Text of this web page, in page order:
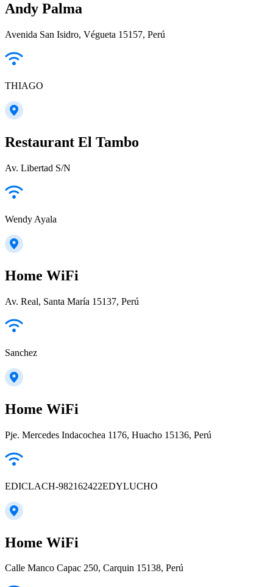
Andy Palma
Avenida San Isidro, Végueta 15157, Perú
THIAGO
Restaurant El Tambo
Av. Libertad S/N
Wendy Ayala
Home WiFi
Av. Real, Santa María 15137, Perú
Sanchez
Home WiFi
Pje. Mercedes Indacochea 1176, Huacho 15136, Perú
EDICLACH-982162422EDYLUCHO
Home WiFi
Calle Manco Capac 250, Carquin 15138, Perú